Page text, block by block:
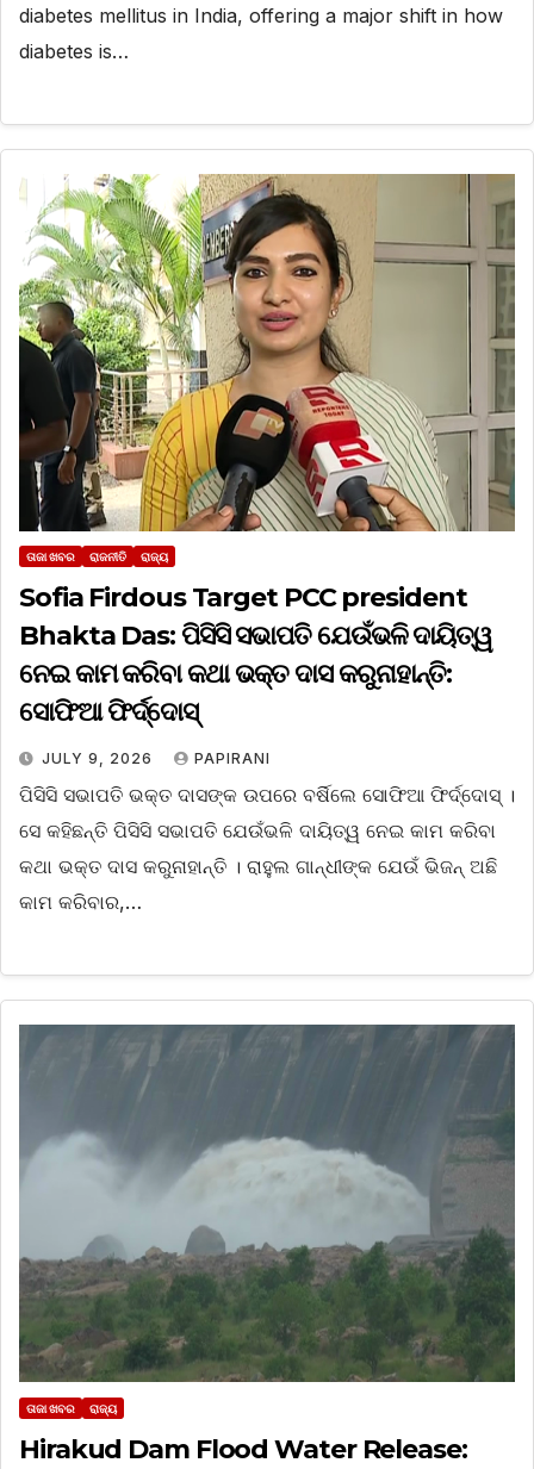
diabetes mellitus in India, offering a major shift in how
diabetes is…
ତାଜା ଖବର ରାଜନୀତି ରାଜ୍ୟ
Sofia Firdous Target PCC president
Bhakta Das: ପିସିସି ସଭାପତି ଯେଉଁଭଳି ଦାୟିତ୍ୱ
ନେଇ କାମ କରିବା କଥା ଭକ୍ତ ଦାସ କରୁନାହାନ୍ତି:
ସୋଫିଆ ଫିର୍ଦ୍ଦୋସ୍‌
JULY 9, 2026 PAPIRANI
ପିସିସି ସଭାପତି ଭକ୍ତ ଦାସଙ୍କ ଉପରେ ବର୍ଷିଲେ ସୋଫିଆ ଫିର୍ଦ୍ଦୋସ୍‌ ।
ସେ କହିଛନ୍ତି ପିସିସି ସଭାପତି ଯେଉଁଭଳି ଦାୟିତ୍ୱ ନେଇ କାମ କରିବା
କଥା ଭକ୍ତ ଦାସ କରୁନାହାନ୍ତି । ରାହୁଲ ଗାନ୍ଧୀଙ୍କ ଯେଉଁ ଭିଜନ୍‌ ଅଛି
କାମ କରିବାର,…
ତାଜା ଖବର ରାଜ୍ୟ
Hirakud Dam Flood Water Release: